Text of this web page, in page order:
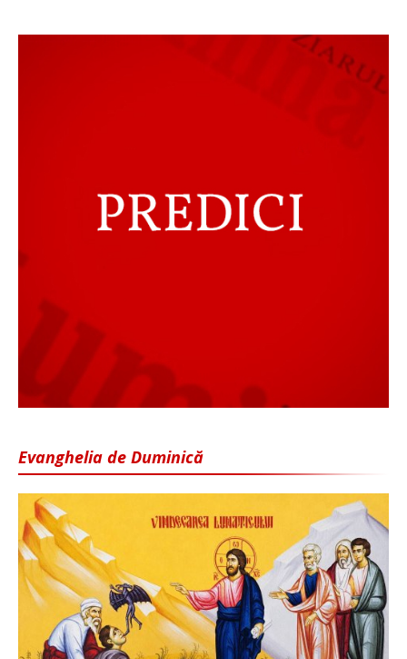
Evanghelia de Duminică